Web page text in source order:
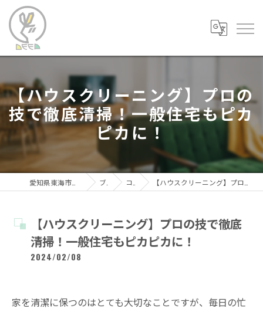
【ハウスクリーニング】プロの
技で徹底清掃！一般住宅もピカ
ピカに！
ブログ コラム 【ハウスクリーニング】プロの技で徹底清掃！一般住宅もピカピカに！
【ハウスクリーニング】プロの技で徹底
清掃！一般住宅もピカピカに！
2024/02/08
家を清潔に保つのはとても大切なことですが、毎日の忙